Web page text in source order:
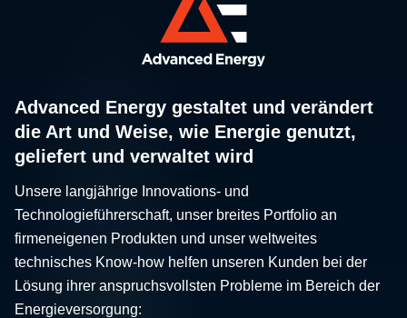
Advanced Energy gestaltet und verändert
die Art und Weise, wie Energie genutzt,
geliefert und verwaltet wird
Unsere langjährige Innovations- und
Technologieführerschaft, unser breites Portfolio an
firmeneigenen Produkten und unser weltweites
technisches Know-how helfen unseren Kunden bei der
Lösung ihrer anspruchsvollsten Probleme im Bereich der
Energieversorgung: